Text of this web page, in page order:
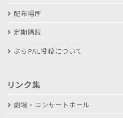
配布場所
定期購読
ぶらPAL投稿について
リンク集
劇場・コンサートホール